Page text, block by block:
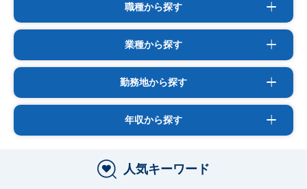
職種から探す
業種から探す
勤務地から探す
年収から探す
人気キーワード